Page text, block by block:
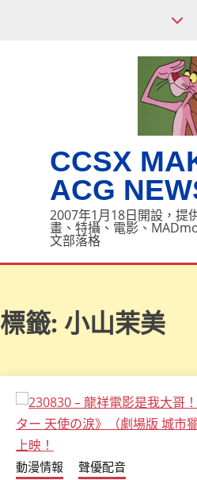
CCSX
ACG
2007年1月18日開設，提
畫、特攝、電影、
文部落格
標籤: 小山茉美
動漫情報 聲優配音